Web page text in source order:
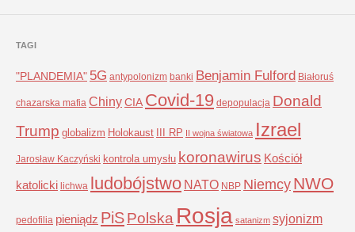
TAGI
"PLANDEMIA" 5G antypolonizm banki Benjamin Fulford Białoruś
chazarska mafia ChinyCIA Covid-19 depopulacja Donald
Trump globalizm Holokaust III RP II wojna światowa Izrael
Jarosław Kaczyński kontrola umysłu koronawirus Kościół
katolicki lichwa ludobójstwo NATO NBP NiemcyNWO
pedofilia pieniądz PiSPolska Rosja satanizm syjonizm